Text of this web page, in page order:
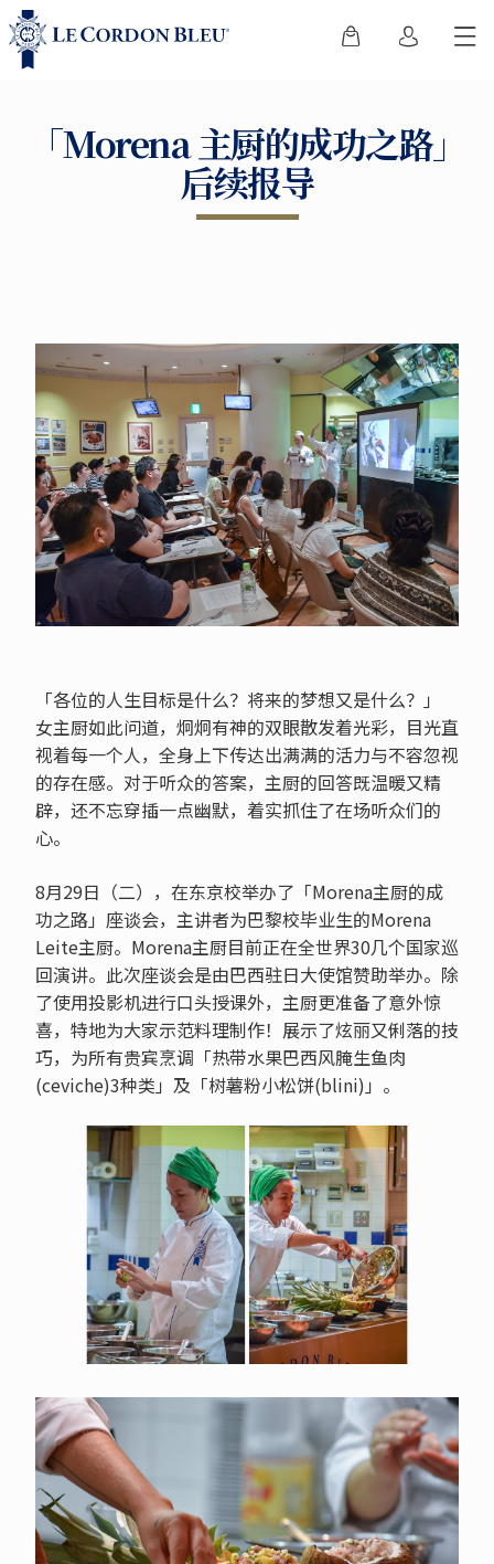
「Morena 主厨的成功之路」
后续报导
「各位的人生目标是什么？将来的梦想又是什么？」
女主厨如此问道，炯炯有神的双眼散发着光彩，目光直
视着每一个人，全身上下传达出满满的活力与不容忽视
的存在感。对于听众的答案，主厨的回答既温暖又精
辟，还不忘穿插一点幽默，着实抓住了在场听众们的
心。
8月29日（二），在东京校举办了「Morena主厨的成
功之路」座谈会，主讲者为巴黎校毕业生的Morena
Leite主厨。Morena主厨目前正在全世界30几个国家巡
回演讲。此次座谈会是由巴西驻日大使馆赞助举办。除
了使用投影机进行口头授课外，主厨更准备了意外惊
喜，特地为大家示范料理制作！展示了炫丽又俐落的技
巧，为所有贵宾烹调「热带水果巴西风腌生鱼肉
(ceviche)3种类」及「树薯粉小松饼(blini)」。